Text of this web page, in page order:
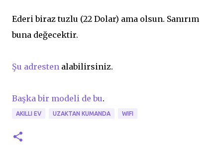
Ederi biraz tuzlu (22 Dolar) ama olsun. Sanırım
buna değecektir.
Şu adresten alabilirsiniz.
Başka bir modeli de bu.
AKILLI EV UZAKTAN KUMANDA WIFI